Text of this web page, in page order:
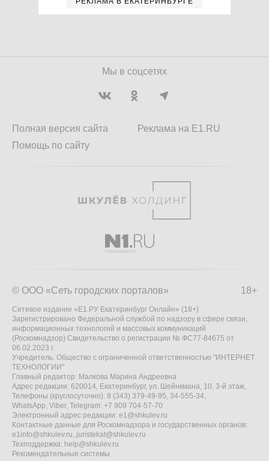
Мы в соцсетях
Полная версия сайта
Помощь по сайту
Реклама на E1.RU
18+
© ООО «Сеть городских порталов»
Сетевое издание «Е1.РУ Екатеринбург Онлайн» (18+)
Зарегистрировано Федеральной службой по надзору в сфере связи,
информационных технологий и массовых коммуникаций
(Роскомнадзор) Свидетельство о регистрации № ФС77-84675 от
06.02.2023 г.
Учредитель: Общество с ограниченной ответственностью "ИНТЕРНЕТ
ТЕХНОЛОГИИ"
Главный редактор: Малкова Марина Андреевна
Адрес редакции: 620014, Екатеринбург, ул. Шейнкмана, 10, 3-й этаж,
Телефоны (круглосуточно): 8 (343) 379-49-95, 34-555-34,
WhatsApp, Viber, Telegram: +7 909 704-57-70
Электронный адрес редакции: e1@shkulev.ru
Контактные данные для Роскомнадзора и государственных органов:
e1info@shkulev.ru, juristekat@shkulev.ru
Техподдержка: help@shkulev.ru
Рекомендательные системы